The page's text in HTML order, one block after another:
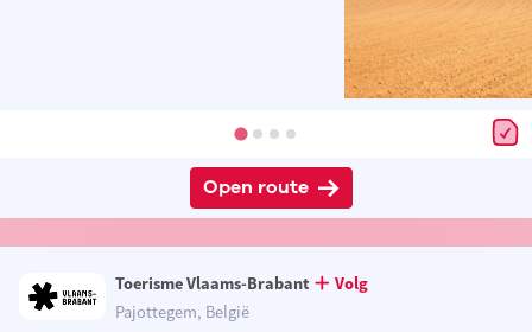
Open route
Toerisme Vlaams-Brabant
Volg
Pajottegem, België